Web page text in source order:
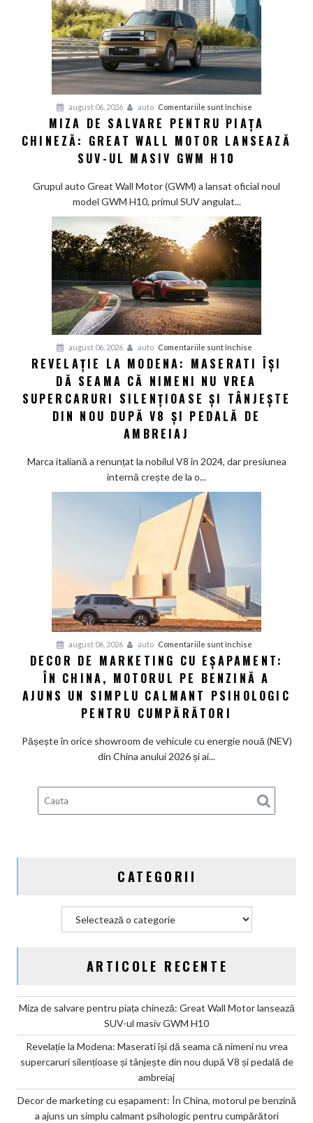
august 06, 2026 auto Comentariile sunt închise
Miza
de
piața
Wall
Motor
ul
masiv
GWM
H10
MIZA DE SALVARE PENTRU PIAȚA
CHINEZĂ: GREAT WALL MOTOR LANSEAZĂ
SUV-UL MASIV GWM H10
Grupul auto Great Wall Motor (GWM) a lansat oficial noul
model GWM H10, primul SUV angulat...
august 06, 2026 auto Comentariile sunt închise
Revelație
la
Modena:
Maserati
își
și
din
nou
după
și
pedală
de
ambreiaj
REVELAȚIE LA MODENA: MASERATI ÎȘI
DĂ SEAMA CĂ NIMENI NU VREA
SUPERCARURI SILENȚIOASE ȘI TÂNJEȘTE
DIN NOU DUPĂ V8 ȘI PEDALĂ DE
AMBREIAJ
Marca italiană a renunțat la nobilul V8 în 2024, dar presiunea
internă crește de la o...
august 06, 2026 auto Comentariile sunt închise
Decor
de
marketing
benzină
a
pentru
DECOR DE MARKETING CU EȘAPAMENT:
ÎN CHINA, MOTORUL PE BENZINĂ A
AJUNS UN SIMPLU CALMANT PSIHOLOGIC
PENTRU CUMPĂRĂTORI
Pășește în orice showroom de vehicule cu energie nouă (NEV)
din China anului 2026 și ai...
CATEGORII
ARTICOLE RECENTE
Miza de salvare pentru piața chineză: Great Wall Motor lansează
SUV-ul masiv GWM H10
Revelație la Modena: Maserati își dă seama că nimeni nu vrea
supercaruri silențioase și tânjește din nou după V8 și pedală de
ambreiaj
Decor de marketing cu eșapament: În China, motorul pe benzină
a ajuns un simplu calmant psihologic pentru cumpărători